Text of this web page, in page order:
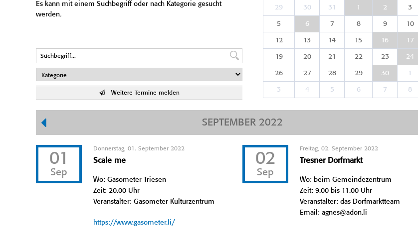
Es kann mit einem Suchbegriff oder nach Kategorie gesucht
werden.
Weitere Termine melden
29 30 31 1 2 3
5 6 7 8 9 10
12 13 14 15 16 17
19 20 21 22 23 24
26 27 28 29 30 1
3 4 5 6 7 8
SEPTEMBER 2022
01
Sep
Donnerstag, 01. September 2022
Scale me
Wo: Gasometer Triesen
Zeit: 20.00 Uhr
Veranstalter: Gasometer Kulturzentrum
https://www.gasometer.li/
02
Sep
Freitag, 02. September 2022
Tresner Dorfmarkt
Wo: beim Gemeindezentrum
Zeit: 9.00 bis 11.00 Uhr
Veranstalter: das Dorfmarktteam
Email: agnes@adon.li